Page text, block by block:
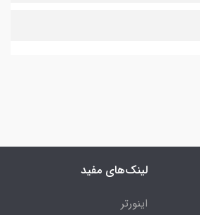
لینک‌های مفید
اینورتر